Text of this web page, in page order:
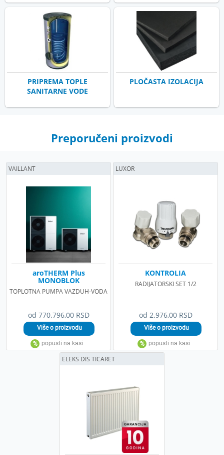
PRIPREMA TOPLE
SANITARNE VODE
PLOČASTA IZOLACIJA
Preporučeni proizvodi
od 770.796,00 RSD
aroTHERM Plus
MONOBLOK
TOPLOTNA PUMPA VAZDUH-VODA
VAILLANT
od 2.976,00 RSD
KONTROLIA
RADIJATORSKI SET 1/2
LUXOR
ELEKS DIS TICARET